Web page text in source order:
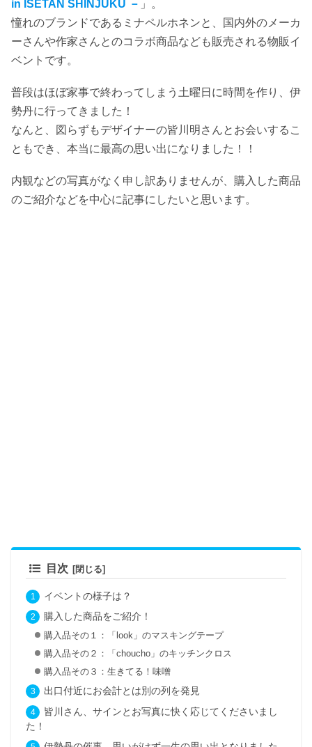
in ISETAN SHINJUKU － 」。
憧れのブランドであるミナペルホネンと、国内外のメーカ
ーさんや作家さんとのコラボ商品なども販売される物販イ
ベントです。
普段はほぼ家事で終わってしまう土曜日に時間を作り、伊
勢丹に行ってきました！
なんと、図らずもデザイナーの皆川明さんとお会いするこ
ともでき、本当に最高の思い出になりました！！
内観などの写真がなく申し訳ありませんが、購入した商品
のご紹介などを中心に記事にしたいと思います。
目次
イベントの様子は？
購入した商品をご紹介！
購入品その１：「look」のマスキングテープ
購入品その２：「choucho」のキッチンクロス
購入品その３：生きてる！味噌
出口付近にお会計とは別の列を発見
皆川さん、サインとお写真に快く応じてくださいまし
た！